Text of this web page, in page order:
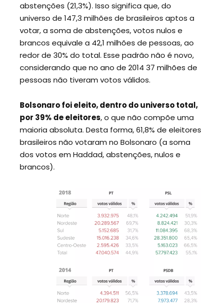
abstenções (21,3%). Isso significa que, do
universo de 147,3 milhões de brasileiros aptos a
votar, a soma de abstenções, votos nulos e
brancos equivale a 42,1 milhões de pessoas, ao
redor de 30% do total. Esse padrão não é novo,
considerando que no ano de 2014 37 milhões de
pessoas não tiveram votos válidos.
Bolsonaro foi eleito, dentro do universo total,
por 39% de eleitores, o que não compõe uma
maioria absoluta. Desta forma, 61,8% de eleitores
brasileiros não votaram no Bolsonaro (a soma
dos votos em Haddad, abstenções, nulos e
brancos).